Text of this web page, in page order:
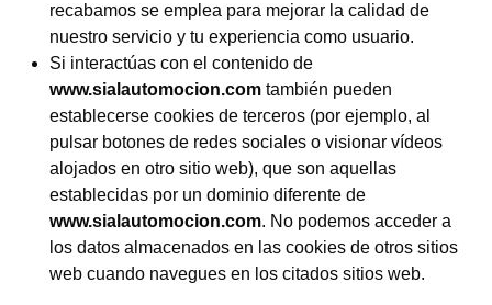
recabamos se emplea para mejorar la calidad de
nuestro servicio y tu experiencia como usuario.
Si interactúas con el contenido de
www.sialautomocion.com también pueden
establecerse cookies de terceros (por ejemplo, al
pulsar botones de redes sociales o visionar vídeos
alojados en otro sitio web), que son aquellas
establecidas por un dominio diferente de
www.sialautomocion.com. No podemos acceder a
los datos almacenados en las cookies de otros sitios
web cuando navegues en los citados sitios web.